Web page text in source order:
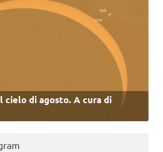
cielo di agosto. A cura di